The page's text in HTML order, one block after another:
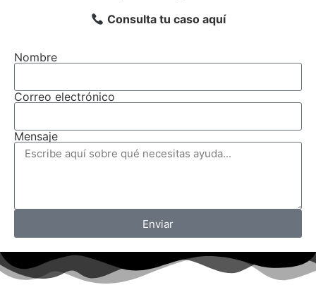
Consulta tu caso aquí
Nombre
Correo electrónico
Mensaje
Enviar